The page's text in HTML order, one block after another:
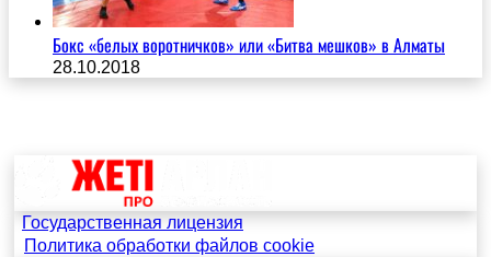
Бокс «белых воротничков» или «Битва мешков» в Алматы
28.10.2018
Государственная лицензия
Политика обработки файлов cookie